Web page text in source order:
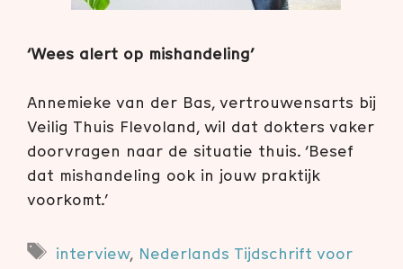
‘Wees alert op mishandeling’
Annemieke van der Bas, vertrouwensarts bij
Veilig Thuis Flevoland, wil dat dokters vaker
doorvragen naar de situatie thuis. ‘Besef
dat mishandeling ook in jouw praktijk
voorkomt.’
Tags
interview, Nederlands Tijdschrift voor